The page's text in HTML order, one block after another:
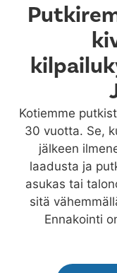
Kotiemme
30 vuotta. Se,
jälkeen
laadusta ja
asukas tai
sitä
Ennakointi